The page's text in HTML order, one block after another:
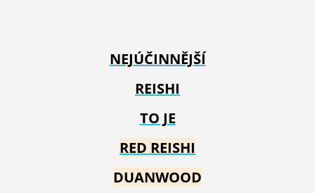
NEJÚČINNĚJŠÍ
REISHI
TO JE
RED REISHI
DUANWOOD